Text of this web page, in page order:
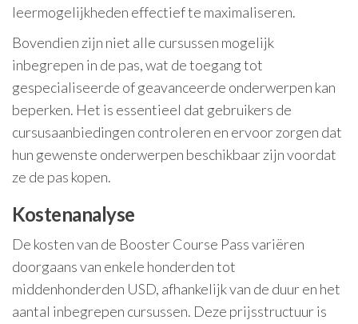
leermogelijkheden effectief te maximaliseren.
Bovendien zijn niet alle cursussen mogelijk
inbegrepen in de pas, wat de toegang tot
gespecialiseerde of geavanceerde onderwerpen kan
beperken. Het is essentieel dat gebruikers de
cursusaanbiedingen controleren en ervoor zorgen dat
hun gewenste onderwerpen beschikbaar zijn voordat
ze de pas kopen.
Kostenanalyse
De kosten van de Booster Course Pass variëren
doorgaans van enkele honderden tot
middenhonderden USD, afhankelijk van de duur en het
aantal inbegrepen cursussen. Deze prijsstructuur is